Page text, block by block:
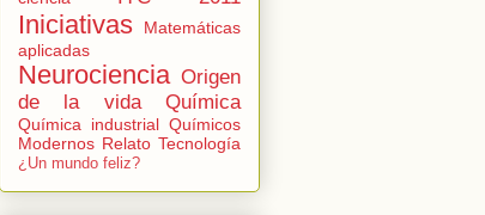
Iniciativas
Matemáticas
aplicadas
Neurociencia Origen
de la vida
Química
Química industrial Químicos
Modernos Relato Tecnología
¿Un mundo feliz?